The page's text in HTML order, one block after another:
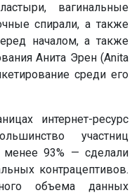
вагинальные
спирали, а также
началом, а также
Анита Эрен (Anita
среди его
интернет-ресурс
участниц
93% — сделали
контрацептивов.
объема данных